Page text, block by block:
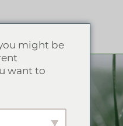
might be
want to